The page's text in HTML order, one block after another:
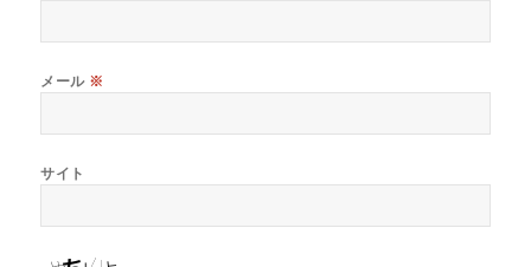
メール ※
サイト